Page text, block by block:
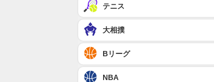
テニス
大相撲
Bリーグ
NBA